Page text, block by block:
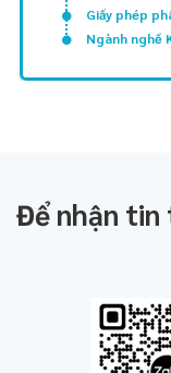
Giấy phép
Ngành nghề
Để nhận